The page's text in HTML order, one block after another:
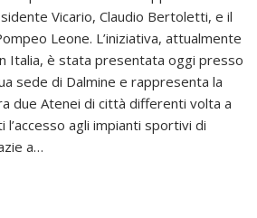
Vicario, Claudio Bertoletti, e il
Leone. L’iniziativa, attualmente
Italia, è stata presentata oggi presso
sede di Dalmine e rappresenta la
due Atenei di città differenti volta a
agli impianti sportivi di
a…